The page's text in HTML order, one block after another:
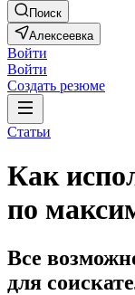
Поиск
Алексеевка
Войти
Войти
Создать резюме
Статьи
Как
по
Все
для